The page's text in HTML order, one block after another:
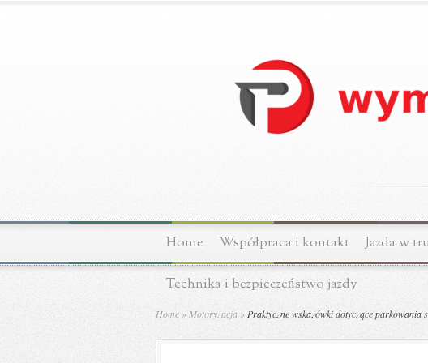
Home Współpraca i kontakt Jazda w
Technika i bezpieczeństwo jazdy
Home » Motoryzacja » Praktyczne wskazówki dotyczące parkowania